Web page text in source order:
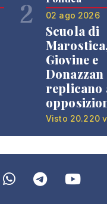
2 02 ago 2026
Scuola di
Giovine e
Donazzan
replicano
Visto 20.220